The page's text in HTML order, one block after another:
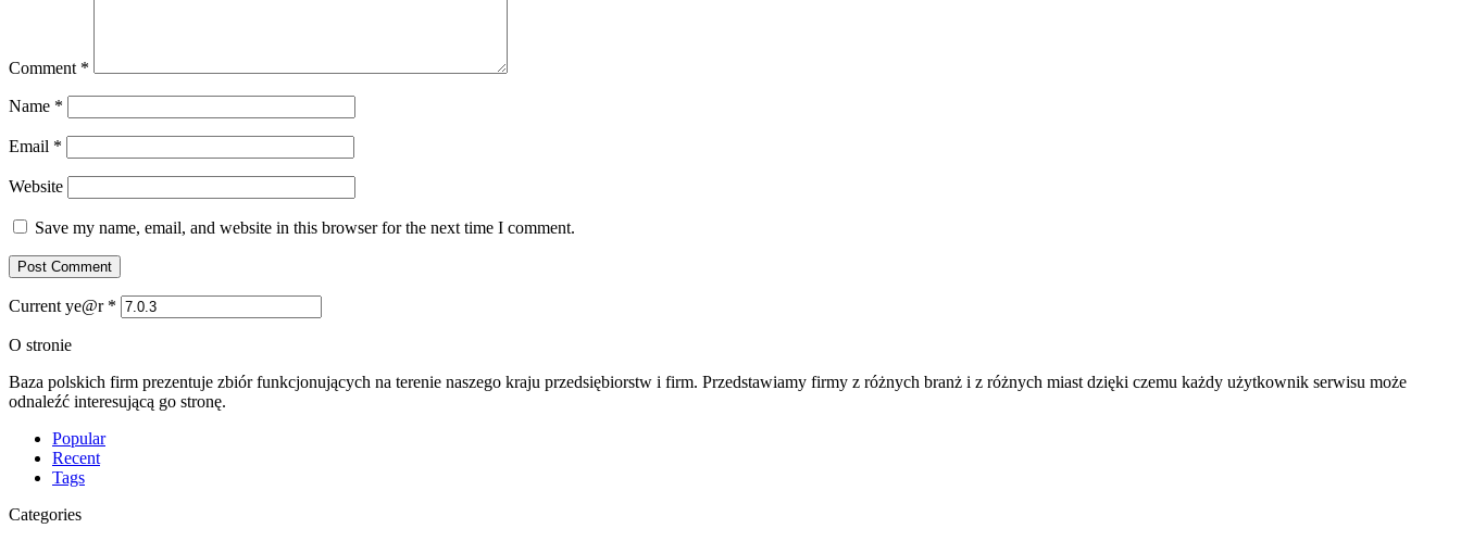
Comment *
Name *
Email *
Website
Save my name, email, and website in this browser for the next time I comment.
Current ye@r *
O stronie
Baza polskich firm prezentuje zbiór funkcjonujących na terenie naszego kraju przedsiębiorstw i firm. Przedstawiamy firmy z różnych branż i z różnych miast dzięki czemu każdy użytkownik serwisu może
odnaleźć interesującą go stronę.
Popular
Recent
Tags
Categories